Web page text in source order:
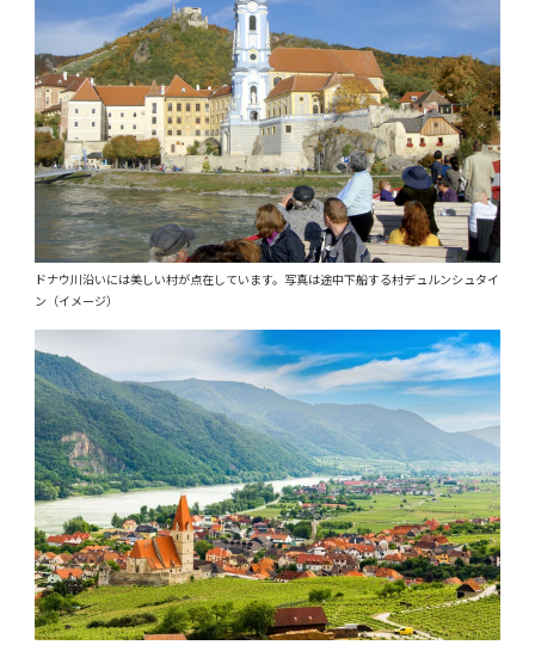
ドナウ川沿いには美しい村が点在しています。写真は途中下船する村デュルンシュタイ
ン（イメージ）